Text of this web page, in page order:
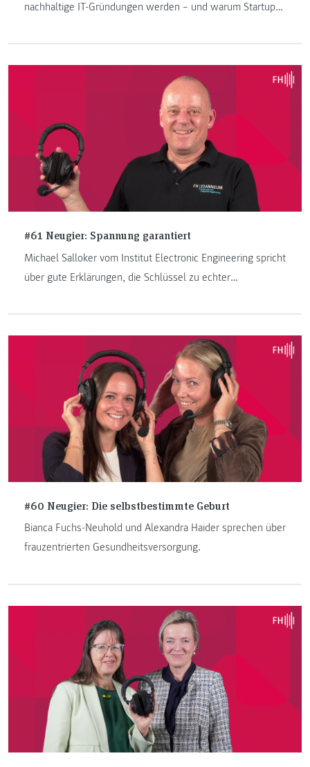
nachhaltige IT-Gründungen werden – und warum Startups
#61 Neugier: Spannung garantiert
Michael Salloker vom Institut Electronic Engineering spricht
über gute Erklärungen, die Schlüssel zu echter
#60 Neugier: Die selbstbestimmte Geburt
Bianca Fuchs-Neuhold und Alexandra Haider sprechen über
frauzentrierten Gesundheitsversorgung.